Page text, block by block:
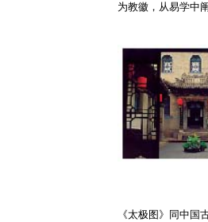
为教徽，从易学中
《太极图》同中